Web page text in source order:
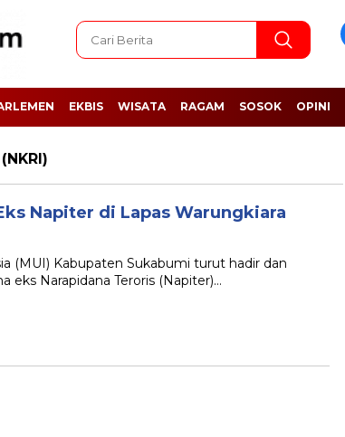
EKBIS WISATA RAGAM SOSOK OPINI
Napiter di Lapas Warungkiara
(MUI) Kabupaten Sukabumi turut hadir dan
eks Narapidana Teroris (Napiter)…